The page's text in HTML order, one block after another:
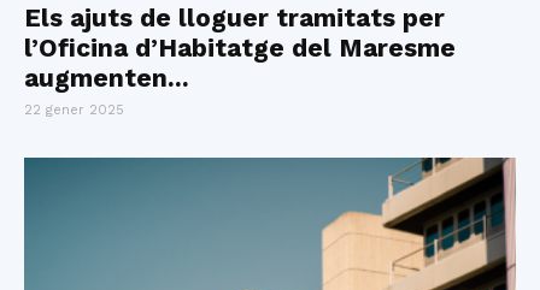
Els ajuts de lloguer tramitats per
l’Oficina d’Habitatge del Maresme
augmenten...
22 gener 2025